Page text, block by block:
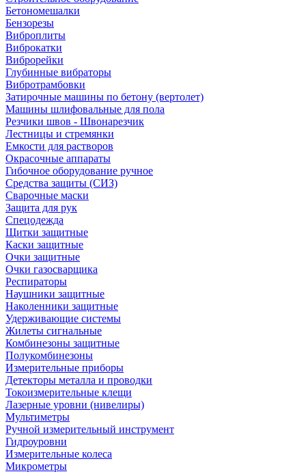
Бетономешалки
Бензорезы
Виброплиты
Виброкатки
Виброрейки
Глубинные вибраторы
Вибротрамбовки
Затирочные машины по бетону (вертолет)
Машины шлифовальные для пола
Резчики швов - Швонарезчик
Лестницы и стремянки
Емкости для растворов
Окрасочные аппараты
Гибочное оборудование ручное
Средства защиты (СИЗ)
Сварочные маски
Защита для рук
Спецодежда
Щитки защитные
Каски защитные
Очки защитные
Очки газосварщика
Респираторы
Наушники защитные
Наколенники защитные
Удерживающие системы
Жилеты сигнальные
Комбинезоны защитные
Полукомбинезоны
Измерительные приборы
Детекторы металла и проводки
Токоизмерительные клещи
Лазерные уровни (нивелиры)
Мультиметры
Ручной измерительный инструмент
Гидроуровни
Измерительные колеса
Микрометры